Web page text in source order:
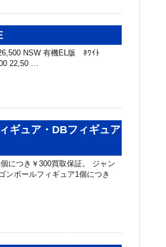
NSW 有機EL版 ﾎﾜｲﾄ
22,50 …
ギュア・DBフィギュア
につき￥300買取保証。 ジャン
ンボールフィギュア1個につき